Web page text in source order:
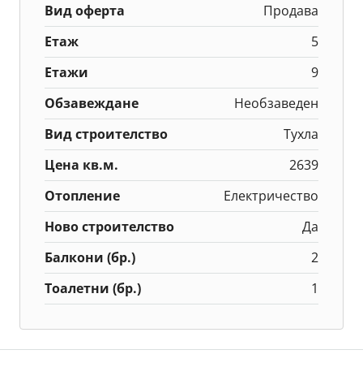
Вид оферта
Продава
Етаж
5
Етажи
9
Обзавеждане
Необзаведен
Вид строителство
Тухла
Цена кв.м.
2639
Отопление
Електричество
Ново строителство
Да
Балкони (бр.)
2
Тоалетни (бр.)
1